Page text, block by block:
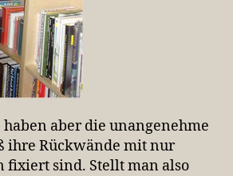
aber die unangenehme
ihre Rückwände mit nur
fixiert sind. Stellt man also